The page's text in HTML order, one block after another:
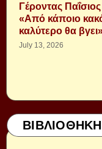
Γέροντας
«Από κάποιο
καλύτερο θα
July 13, 2026